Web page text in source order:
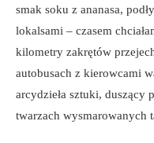
smak soku z ananasa,
lokalsami – czasem
kilometry zakrętów
autobusach z kierowcami
arcydzieła sztuki, duszący
twarzach wysmarowanych